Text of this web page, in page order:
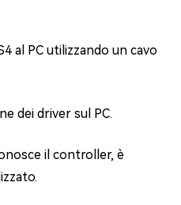
al PC utilizzando un cavo
dei driver sul PC.
il controller, è